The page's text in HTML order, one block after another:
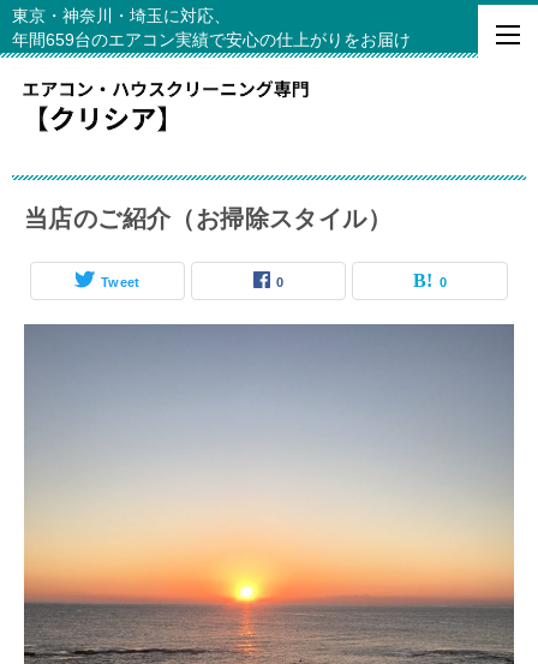
東京・神奈川・埼玉に対応、
年間659台のエアコン実績で安心の仕上がりをお届け
当店のご紹介（お掃除スタイル）
Tweet 0 0